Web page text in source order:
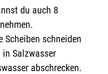
du auch 8
Scheiben schneiden
Salzwasser
abschrecken.